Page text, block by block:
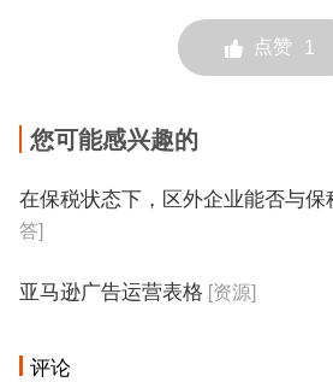
点赞 1
您可能感兴趣的
在保税状态下，区外企业能否与保
答]
亚马逊广告运营表格 [资源]
评论